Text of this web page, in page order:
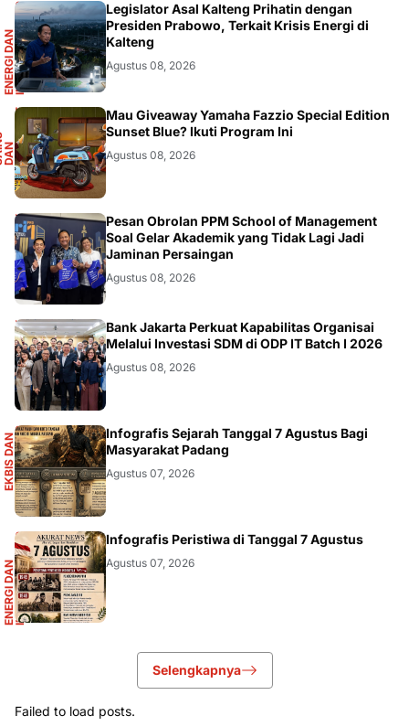
E
N
E
R
G
I
D
A
N
I
N
F
R
A
S
T
R
U
K
T
UR
Legislator Asal Kalteng Prihatin dengan
Presiden Prabowo, Terkait Krisis Energi di
Kalteng
Agustus 08, 2026
N
OF
Mau Giveaway Yamaha Fazzio Special Edition
Sunset Blue? Ikuti Program Ini
Agustus 08, 2026
DIKBUDRISTEK
Pesan Obrolan PPM School of Management
Soal Gelar Akademik yang Tidak Lagi Jadi
Jaminan Persaingan
Agustus 08, 2026
DIKBUDRISTEK
Bank Jakarta Perkuat Kapabilitas Organisai
Melalui Investasi SDM di ODP IT Batch I 2026
Agustus 08, 2026
E
K
B
I
S
D
A
N
I
N
F
O
G
R
A
F
IS
Infografis Sejarah Tanggal 7 Agustus Bagi
Masyarakat Padang
Agustus 07, 2026
E
N
E
R
G
I
D
A
N
I
N
F
R
A
S
T
R
U
K
T
UR Infografis Peristiwa di Tanggal 7 Agustus
Agustus 07, 2026
Selengkapnya
Failed to load posts.